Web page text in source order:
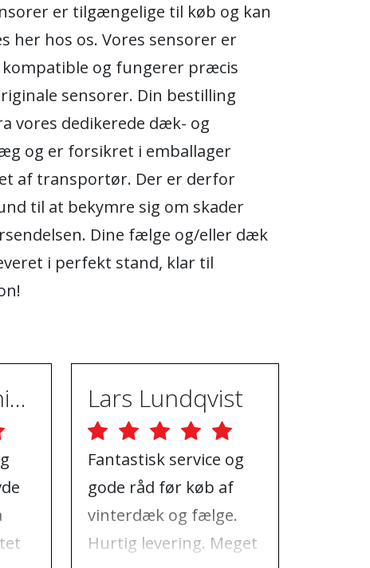
er tilgængelige til køb og kan
her hos os. Vores sensorer er
og fungerer præcis
sensorer. Din bestilling
vores dedikerede dæk- og
og er forsikret i emballager
af transportør. Der er derfor
til at bekymre sig om skader
Dine fælge og/eller dæk
i perfekt stand, klar til
Farugh Ebrahimpur Lars Lundqvist
Fantastisk service og
gode råd før køb af
vinterdæk og fælge.
Hurtig levering. Meget